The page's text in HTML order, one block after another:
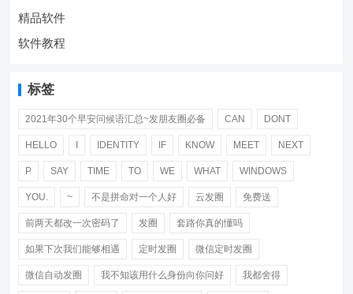
精品软件
软件教程
标签
2021年30个早安问候语汇总~发朋友圈必备 CAN DONT
HELLO IDENTITY IF KNOW MEET NEXT
P SAY TIME TO WE WHAT WINDOWS
YOU. ~ 不是拼命对一个人好 云发圈 免费送
前两天都改一次密码了 发圈 套路你真的懂吗
如果下次我们能够相遇 定时发圈 微信定时发圈
微信自动发圈 我不知该用什么身份向你问好 我都舍得